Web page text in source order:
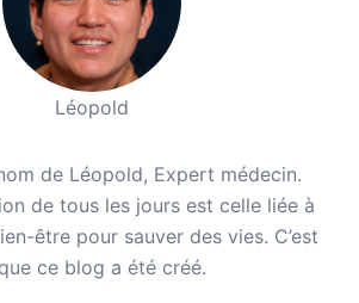
Léopold
de Léopold, Expert médecin.
de tous les jours est celle liée à
être pour sauver des vies. C’est
ce blog a été créé.